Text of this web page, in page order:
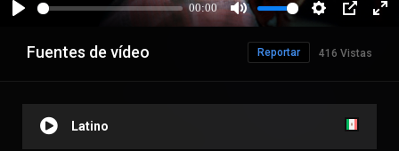
Fuentes de vídeo 416 Vistas
Reportar
Latino